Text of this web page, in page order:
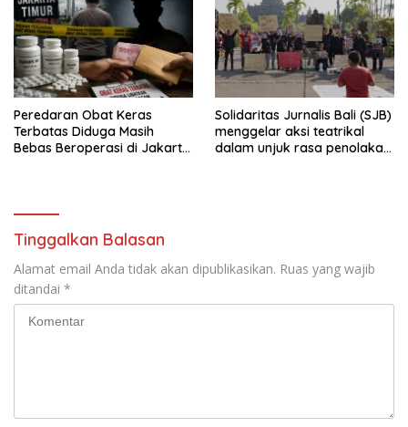
Peredaran Obat Keras
Terbatas Diduga Masih
Bebas Beroperasi di Jakarta
Solidaritas Jurnalis Bali (SJB)
menggelar aksi teatrikal
dalam unjuk rasa penolakan
Tinggalkan Balasan
Alamat email Anda tidak akan dipublikasikan. Ruas yang wajib
ditandai *